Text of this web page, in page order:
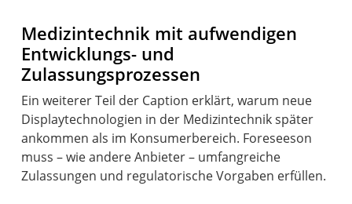
Medizintechnik mit aufwendigen
Entwicklungs- und
Zulassungsprozessen
Ein weiterer Teil der Caption erklärt, warum neue
Displaytechnologien in der Medizintechnik später
ankommen als im Konsumerbereich. Foreseeson
muss – wie andere Anbieter – umfangreiche
Zulassungen und regulatorische Vorgaben erfüllen.